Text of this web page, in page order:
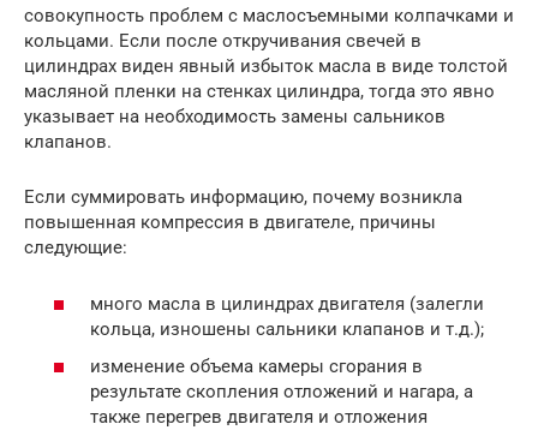
совокупность проблем с маслосъемными колпачками и
кольцами. Если после откручивания свечей в
цилиндрах виден явный избыток масла в виде толстой
масляной пленки на стенках цилиндра, тогда это явно
указывает на необходимость замены сальников
клапанов.
Если суммировать информацию, почему возникла
повышенная компрессия в двигателе, причины
следующие:
много масла в цилиндрах двигателя (залегли
кольца, изношены сальники клапанов и т.д.);
изменение объема камеры сгорания в
результате скопления отложений и нагара, а
также перегрев двигателя и отложения